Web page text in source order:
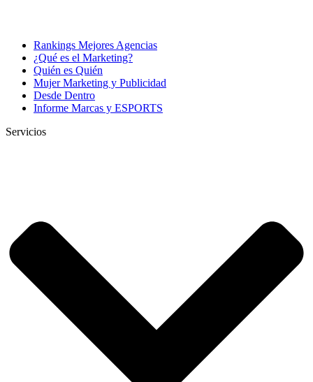
Rankings Mejores Agencias
¿Qué es el Marketing?
Quién es Quién
Mujer Marketing y Publicidad
Desde Dentro
Informe Marcas y ESPORTS
Servicios